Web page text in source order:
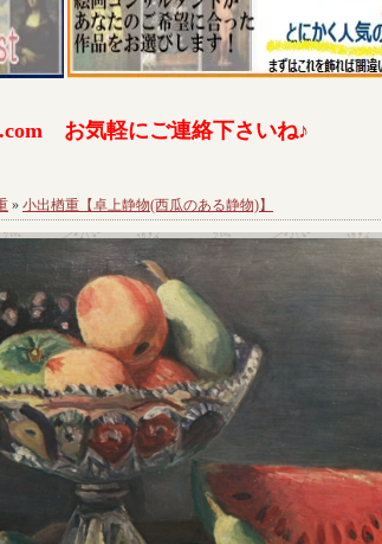
お気軽にご連絡下さいね♪
» 小出楢重【卓上静物(西瓜のある静物)】